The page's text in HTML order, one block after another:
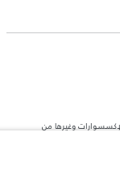
وغيرها من